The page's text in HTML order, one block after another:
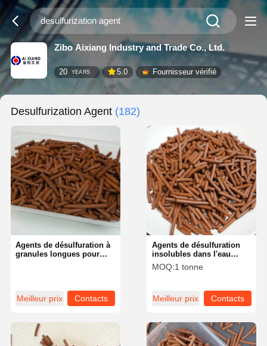
Zibo Aixiang Industry and Trade Co., Ltd.
20 YEARS 5.0 Fournisseur vérifié
Desulfurization Agent (182)
Agents de désulfuration à
granules longues pour
Meilleur prix Contacts
Agents de désulfuration
insolubles dans l'eau
Agents de désulfuration
pour une désulfuration
MOQ:1 tonne
Meilleur prix Contacts